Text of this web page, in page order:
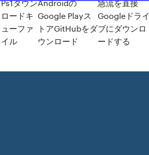
Ps1ダウン
ロードキ
ューファ
イル
Androidの
Google Playス
トアGitHubをダ
ウンロード
急流を直接
Googleドライ
ブにダウンロ
ードする